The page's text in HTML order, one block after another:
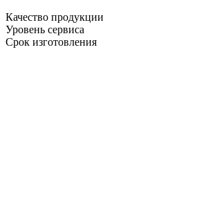
Качество продукции
Уровень сервиса
Срок изготовления